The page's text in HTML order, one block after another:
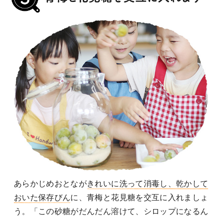
あらかじめおとながきれいに洗って消毒し、乾かして
おいた保存びんに、青梅と花見糖を交互に入れましょ
う。「この砂糖がだんだん溶けて、シロップになるん